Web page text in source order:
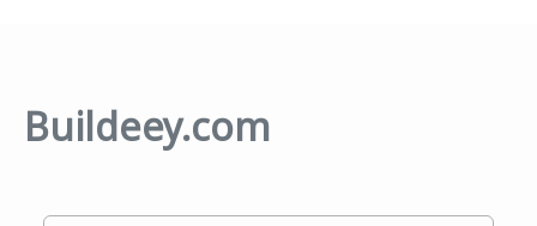
Buildeey.com